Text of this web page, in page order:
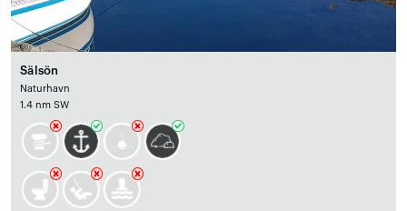
Sälsön
Naturhavn
1.4 nm SW